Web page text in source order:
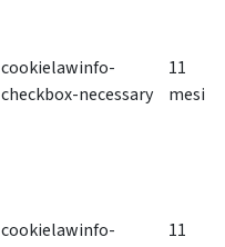
cookielawinfo-
checkbox-necessary
11
mesi
cookielawinfo-
11